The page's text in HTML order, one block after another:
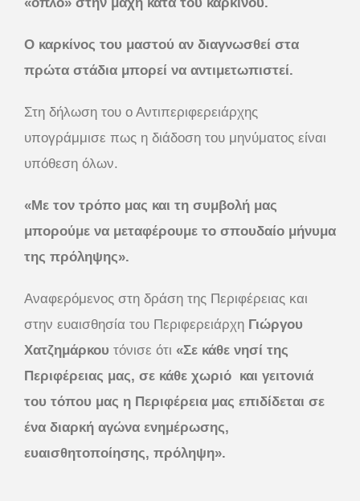
Ο καρκίνος του μαστού αν διαγνωσθεί στα
πρώτα στάδια μπορεί να αντιμετωπιστεί.
Στη δήλωση του ο Αντιπεριφερειάρχης
υπογράμμισε πως η διάδοση του μηνύματος είναι
υπόθεση όλων.
«Με τον τρόπο μας και τη συμβολή μας
μπορούμε να μεταφέρουμε το σπουδαίο μήνυμα
της πρόληψης».
Αναφερόμενος στη δράση της Περιφέρειας και
στην ευαισθησία του Περιφερειάρχη Γιώργου
Χατζημάρκου τόνισε ότι «Σε κάθε νησί της
Περιφέρειας μας, σε κάθε χωριό και γειτονιά
του τόπου μας η Περιφέρεια μας επιδίδεται σε
ένα διαρκή αγώνα ενημέρωσης,
ευαισθητοποίησης, πρόληψη».